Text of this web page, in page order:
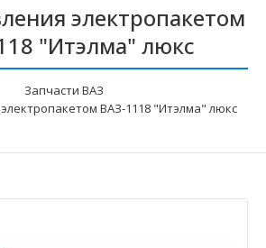
электропакетом
"Итэлма" люкс
Запчасти ВАЗ
ВАЗ-1118 "Итэлма" люкс